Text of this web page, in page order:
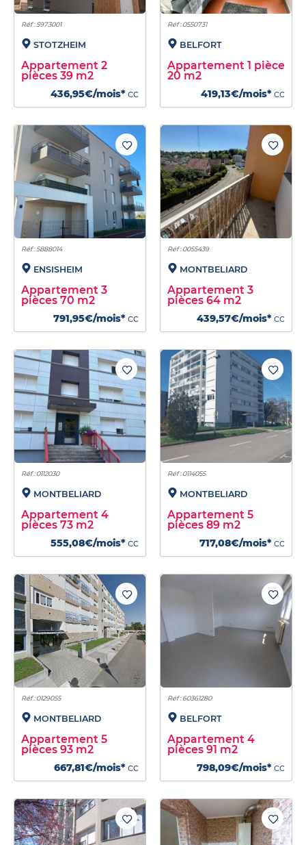
Réf : 5973001
STOTZHEIM
Appartement 2
pièces 39 m2
436,95€/mois* cc
Réf : 0550731
BELFORT
Appartement 1 pièce
20 m2
419,13€/mois* cc
Réf : 5888014
ENSISHEIM
Appartement 3
pièces 70 m2
791,95€/mois* cc
Réf : 0055439
MONTBELIARD
Appartement 3
pièces 64 m2
439,57€/mois* cc
Réf : 0112030
MONTBELIARD
Appartement 4
pièces 73 m2
555,08€/mois* cc
Réf : 0114055
MONTBELIARD
Appartement 5
pièces 89 m2
717,08€/mois* cc
Réf : 0129055
MONTBELIARD
Appartement 5
pièces 93 m2
667,81€/mois* cc
Réf : 60361280
BELFORT
Appartement 4
pièces 91 m2
798,09€/mois* cc